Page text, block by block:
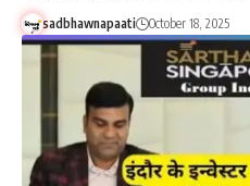
sadbhawnapaati October 18, 2025